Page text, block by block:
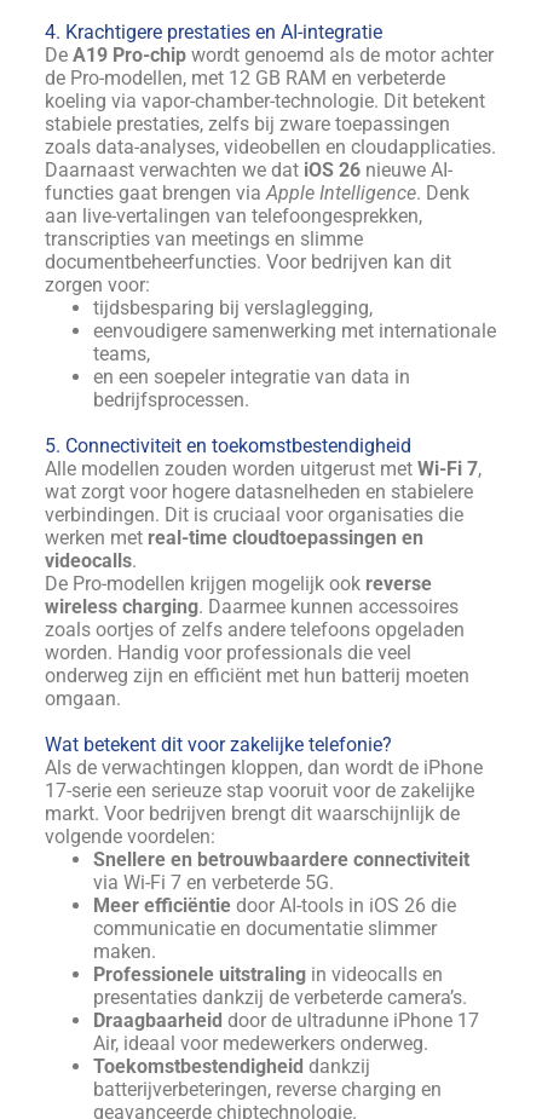
4. Krachtigere prestaties en AI-integratie
De A19 Pro-chipwordt genoemd als de motor achter
de Pro-modellen, met 12 GB RAM en verbeterde
koeling via vapor-chamber-technologie. Dit betekent
stabiele prestaties, zelfs bij zware toepassingen
zoals data-analyses, videobellen en cloudapplicaties.
Daarnaast verwachten we dat iOS 26nieuwe AI-
functies gaat brengen viaApple Intelligence. Denk
aan live-vertalingen van telefoongesprekken,
transcripties van meetings en slimme
documentbeheerfuncties. Voor bedrijven kan dit
zorgen voor:
tijdsbesparing bij verslaglegging,
eenvoudigere samenwerking met internationale
teams,
en een soepeler integratie van data in
bedrijfsprocessen.
5. Connectiviteit en toekomstbestendigheid
Alle modellen zouden worden uitgerust met Wi-Fi 7,
wat zorgt voor hogere datasnelheden en stabielere
verbindingen. Dit is cruciaal voor organisaties die
werken met real-time cloudtoepassingen en
videocalls.
De Pro-modellen krijgen mogelijk ook reverse
wireless charging. Daarmee kunnen accessoires
zoals oortjes of zelfs andere telefoons opgeladen
worden. Handig voor professionals die veel
onderweg zijn en efficiënt met hun batterij moeten
omgaan.
Wat betekent dit voor zakelijke telefonie?
Als de verwachtingen kloppen, dan wordt de iPhone
17-serie een serieuze stap vooruit voor de zakelijke
markt. Voor bedrijven brengt dit waarschijnlijk de
volgende voordelen:
Snellere en betrouwbaardere connectiviteit
via Wi-Fi 7 en verbeterde 5G.
Meer efficiëntiedoor AI-tools in iOS 26 die
communicatie en documentatie slimmer
maken.
Professionele uitstralingin videocalls en
presentaties dankzij de verbeterde camera’s.
Draagbaarheid door de ultradunne iPhone 17
Air, ideaal voor medewerkers onderweg.
Toekomstbestendigheid dankzij
batterijverbeteringen, reverse charging en
geavanceerde chiptechnologie.